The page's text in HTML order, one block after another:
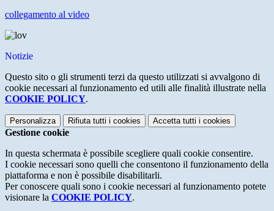
collegamento al video
Notizie
Questo sito o gli strumenti terzi da questo utilizzati si avvalgono di
cookie necessari al funzionamento ed utili alle finalità illustrate nella
COOKIE POLICY.
Personalizza Rifiuta tutti i cookies Accetta tutti i cookies
Gestione cookie
In questa schermata è possibile scegliere quali cookie consentire.
I cookie necessari sono quelli che consentono il funzionamento della
piattaforma e non è possibile disabilitarli.
Per conoscere quali sono i cookie necessari al funzionamento potete
visionare la COOKIE POLICY.